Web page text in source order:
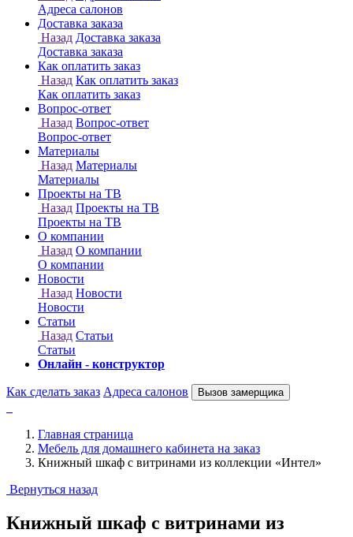
Онлайн - конструктор
Как сделать заказ Адреса салонов Вызов замерщика
Главная страница
Мебель для домашнего кабинета на заказ
Книжный шкаф с витринами из коллекции «Интел»
Вернуться назад
Книжный шкаф с витринами из